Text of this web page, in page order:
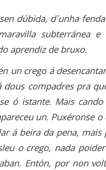
dúbida, d´unha
subterránea
aprendiz de bruxo.
un crego á
dous compadres pra
ó istante. Mais
un. Puxéronse o
á beira da pena,
o crego, nada
Entón, por non